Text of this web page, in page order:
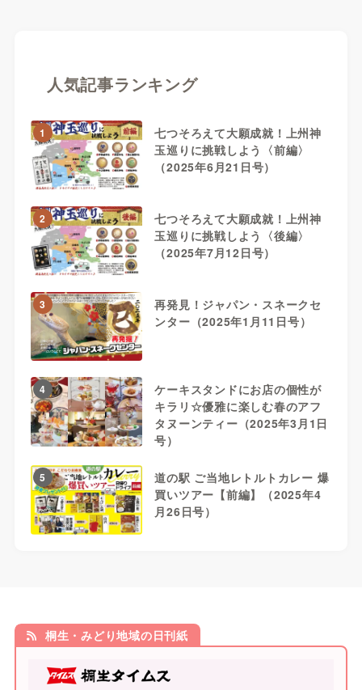
人気記事ランキング
1
七つそろえて大願成就！上州神
玉巡りに挑戦しよう〈前編〉
（2025年6月21日号）
2
七つそろえて大願成就！上州神
玉巡りに挑戦しよう〈後編〉
（2025年7月12日号）
3
再発見！ジャパン・スネークセ
ンター（2025年1月11日号）
4
ケーキスタンドにお店の個性が
キラリ☆優雅に楽しむ春のアフ
タヌーンティー（2025年3月1日
号）
5
道の駅 ご当地レトルトカレー 爆
買いツアー【前編】（2025年4
月26日号）
桐生・みどり地域の日刊紙